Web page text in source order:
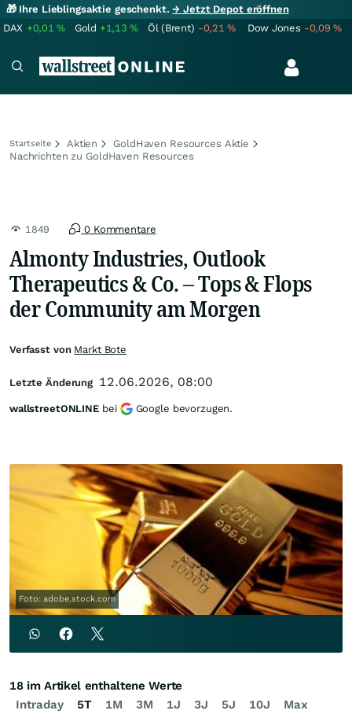
🎁 Ihre Lieblingsaktie geschenkt.→ Jetzt Depot eröffnen
DAX +0,01% Gold +1,13% Öl (Brent) -0,21% Dow Jones -0,09%
Startseite Aktien
GoldHaven Resources Aktie
Nachrichten zu GoldHaven Resources
1849 0 Kommentare
Almonty Industries, Outlook
Therapeutics & Co. – Tops & Flops
der Community am Morgen
Foto: adobe.stock.com
Verfasst von Markt Bote
Letzte Änderung 12.06.2026, 08:00
wallstreetONLINE bei Google bevorzugen.
Intraday 5T 1M 3M 1J 3J 5J 10J Max
18 im Artikel enthaltene Werte